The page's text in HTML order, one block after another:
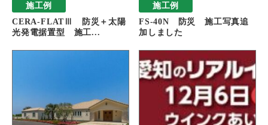
施工例
CERA-FLATⅢ 防災＋太陽
光発電据置型 施工...
施工例
FS-40N 防災 施工写真追
加しました